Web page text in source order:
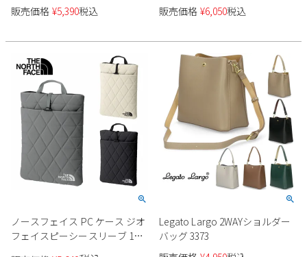
2026 年8月
日 火 金
土
2
3 4
8
9
10 11 13 14
15
16
17 18 20 21
23
24 25 28
29
31
2026 年9月
日 月 火 木
3 4
通勤 通学 デイリー 軽量 レガー
トラルゴ Legato Largo LT-
販売価格 ¥5,390税込
付き 通勤 通学 デイリー レガー
トラルゴ Legato Largo LG-
販売価格 ¥6,050税込
ノースフェイス PC ケース ジオ
フェイスピーシースリーブ 13
Legato Largo 2WAYショルダー
バッグ 3373